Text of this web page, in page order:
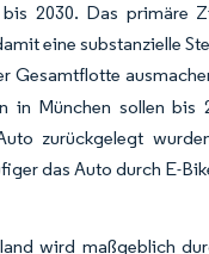
2030. Das
eine substanzielle
Gesamtflotte
in München sollen
zurückgelegt
das Auto durch E-
wird maßgeblich